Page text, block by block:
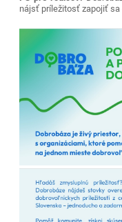
nájsť príležitosť zapojiť sa